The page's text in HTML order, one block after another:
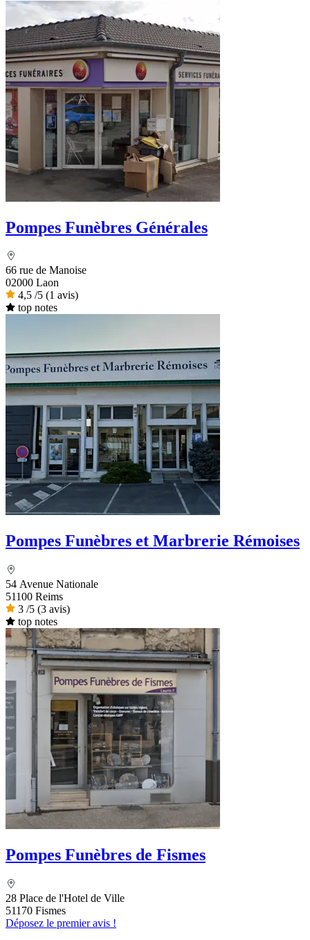
Pompes Funèbres Générales
66 rue de Manoise
02000 Laon
4,5 /5 (1 avis)
top notes
Pompes Funèbres et Marbrerie Rémoises
54 Avenue Nationale
51100 Reims
3 /5 (3 avis)
top notes
Pompes Funèbres de Fismes
28 Place de l'Hotel de Ville
51170 Fismes
Déposez le premier avis !